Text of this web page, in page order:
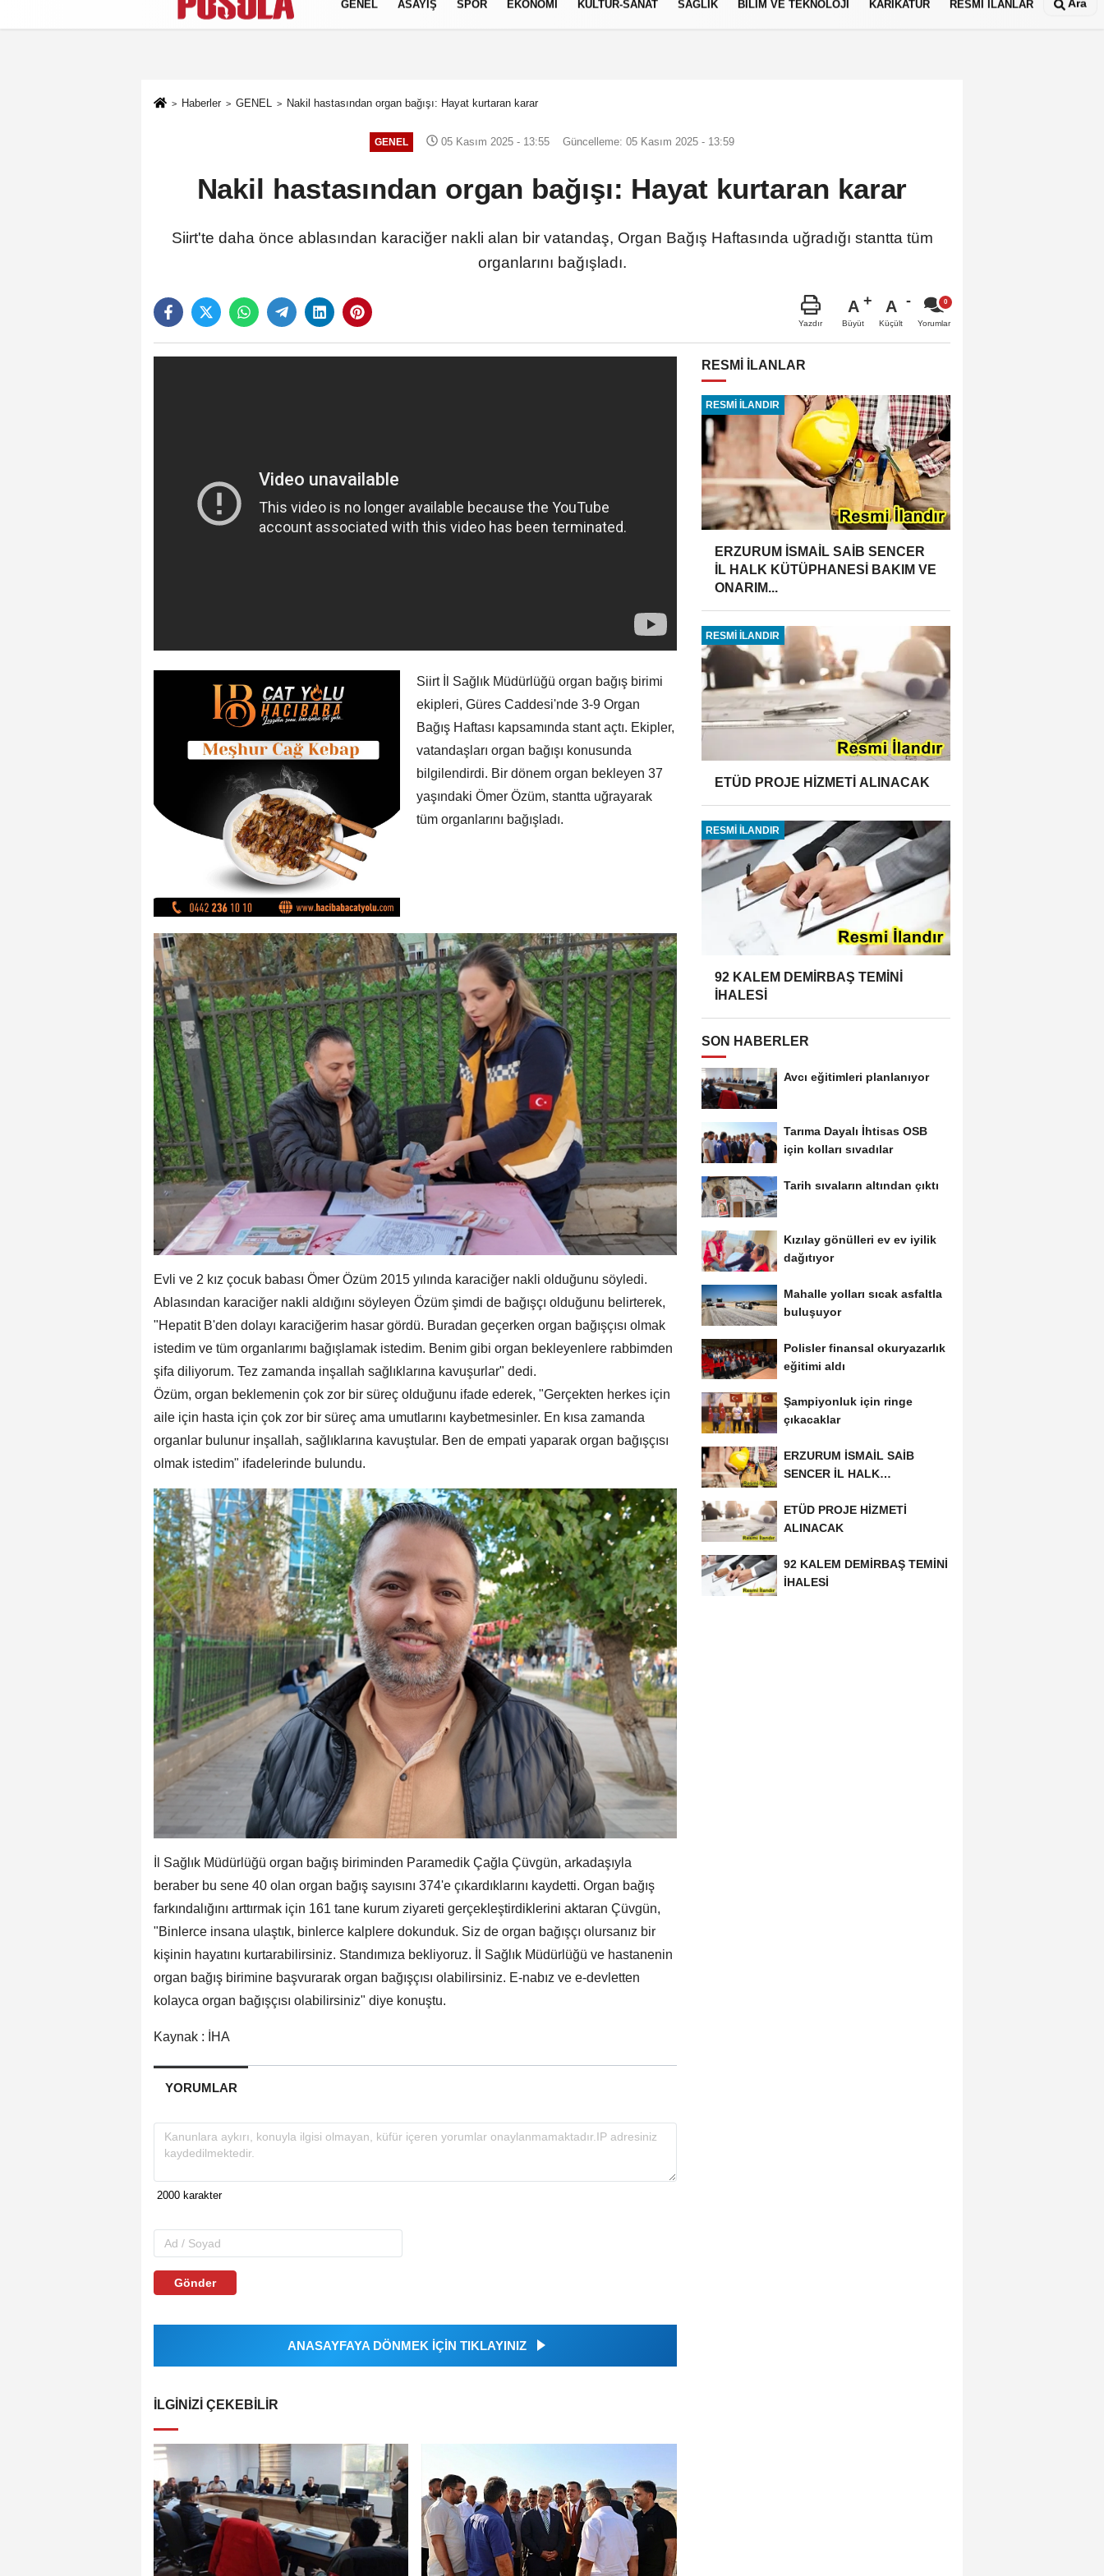
Künye İletişim Gizlilik Politikası
GENEL ASAYİŞ SPOR EKONOMİ KÜLTÜR-SANAT SAĞLIK BİLİM VE TEKNOLOJİ KARİKATÜR RESMİ İLANLAR Ara
Haberler GENEL Nakil hastasından organ bağışı: Hayat kurtaran karar
GENEL 05 Kasım 2025 - 13:55 Güncelleme: 05 Kasım 2025 - 13:59
Nakil hastasından organ bağışı: Hayat kurtaran karar
Siirt'te daha önce ablasından karaciğer nakli alan bir vatandaş, Organ Bağış Haftasında uğradığı stantta tüm
organlarını bağışladı.
Yazdır
A
Büyüt
A
Küçült Yorumlar
Siirt İl Sağlık Müdürlüğü organ bağış birimi
ekipleri, Güres Caddesi'nde 3-9 Organ
Bağış Haftası kapsamında stant açtı. Ekipler,
vatandaşları organ bağışı konusunda
bilgilendirdi. Bir dönem organ bekleyen 37
yaşındaki Ömer Özüm, stantta uğrayarak
tüm organlarını bağışladı.
Evli ve 2 kız çocuk babası Ömer Özüm 2015 yılında karaciğer nakli olduğunu söyledi.
Ablasından karaciğer nakli aldığını söyleyen Özüm şimdi de bağışçı olduğunu belirterek,
"Hepatit B'den dolayı karaciğerim hasar gördü. Buradan geçerken organ bağışçısı olmak
istedim ve tüm organlarımı bağışlamak istedim. Benim gibi organ bekleyenlere rabbimden
şifa diliyorum. Tez zamanda inşallah sağlıklarına kavuşurlar" dedi.
Özüm, organ beklemenin çok zor bir süreç olduğunu ifade ederek, "Gerçekten herkes için
aile için hasta için çok zor bir süreç ama umutlarını kaybetmesinler. En kısa zamanda
organlar bulunur inşallah, sağlıklarına kavuştular. Ben de empati yaparak organ bağışçısı
olmak istedim" ifadelerinde bulundu.
İl Sağlık Müdürlüğü organ bağış biriminden Paramedik Çağla Çüvgün, arkadaşıyla
beraber bu sene 40 olan organ bağış sayısını 374'e çıkardıklarını kaydetti. Organ bağış
farkındalığını arttırmak için 161 tane kurum ziyareti gerçekleştirdiklerini aktaran Çüvgün,
"Binlerce insana ulaştık, binlerce kalplere dokunduk. Siz de organ bağışçı olursanız bir
kişinin hayatını kurtarabilirsiniz. Standımıza bekliyoruz. İl Sağlık Müdürlüğü ve hastanenin
organ bağış birimine başvurarak organ bağışçısı olabilirsiniz. E-nabız ve e-devletten
kolayca organ bağışçısı olabilirsiniz" diye konuştu.
Kaynak : İHA
YORUMLAR
Gönder
ANASAYFAYA DÖNMEK İÇİN TIKLAYINIZ
İLGINIZI ÇEKEBILIR
RESMİ İLANLAR
RESMİ İLANDIR
ERZURUM İSMAİL SAİB SENCER
İL HALK KÜTÜPHANESİ BAKIM VE
ONARIM...
RESMİ İLANDIR
ETÜD PROJE HİZMETİ ALINACAK
RESMİ İLANDIR
92 KALEM DEMİRBAŞ TEMİNİ
İHALESİ
SON HABERLER
Avcı eğitimleri planlanıyor
Tarıma Dayalı İhtisas OSB
için kolları sıvadılar
Tarih sıvaların altından çıktı
Kızılay gönülleri ev ev iyilik
dağıtıyor
Mahalle yolları sıcak asfaltla
buluşuyor
Polisler finansal okuryazarlık
eğitimi aldı
Şampiyonluk için ringe
çıkacaklar
ERZURUM İSMAİL SAİB
SENCER İL HALK
ONARIM...
ETÜD PROJE HİZMETİ
ALINACAK
92 KALEM DEMİRBAŞ TEMİNİ
İHALESİ